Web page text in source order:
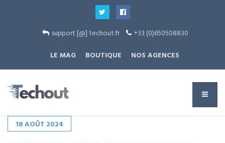
support [@] techout.fr
+33 (0)650508830
LE MAG
BOUTIQUE NOS AGENCES
18AOÛT 2024